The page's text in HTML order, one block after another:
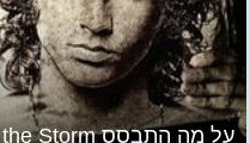
על מה התבסס Riders on the Storm?